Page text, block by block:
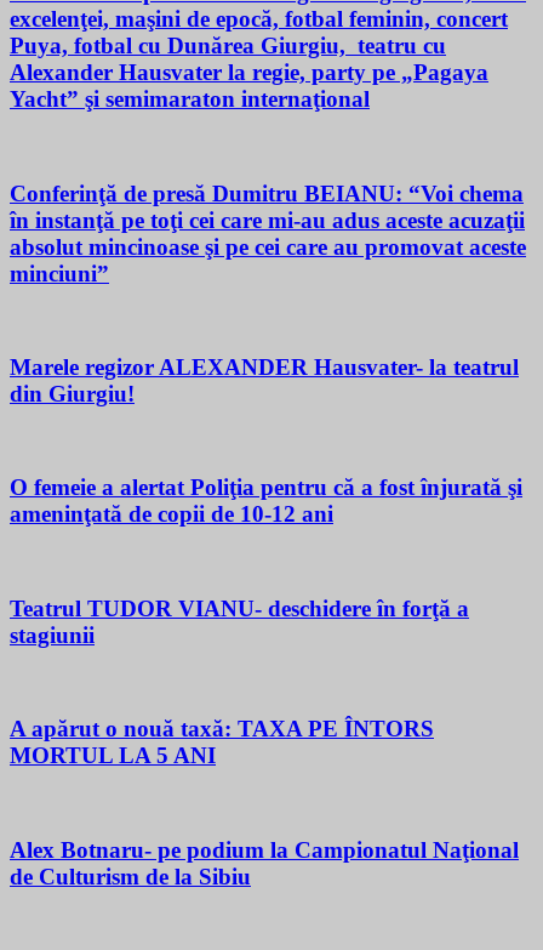
excelenţei, maşini de epocă, fotbal feminin, concert
Puya, fotbal cu Dunărea Giurgiu, teatru cu
Alexander Hausvater la regie, party pe „Pagaya
Yacht” şi semimaraton internaţional
Conferinţă de presă Dumitru BEIANU: “Voi chema
în instanţă pe toţi cei care mi-au adus aceste acuzaţii
absolut mincinoase şi pe cei care au promovat aceste
minciuni”
Marele regizor ALEXANDER Hausvater- la teatrul
din Giurgiu!
O femeie a alertat Poliţia pentru că a fost înjurată şi
ameninţată de copii de 10-12 ani
Teatrul TUDOR VIANU- deschidere în forţă a
stagiunii
A apărut o nouă taxă: TAXA PE ÎNTORS
MORTUL LA 5 ANI
Alex Botnaru- pe podium la Campionatul Naţional
de Culturism de la Sibiu